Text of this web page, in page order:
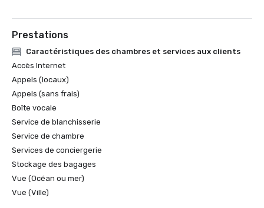
Prestations
Caractéristiques des chambres et services aux clients
Accès Internet
Appels (locaux)
Appels (sans frais)
Boîte vocale
Service de blanchisserie
Service de chambre
Services de conciergerie
Stockage des bagages
Vue (Océan ou mer)
Vue (Ville)